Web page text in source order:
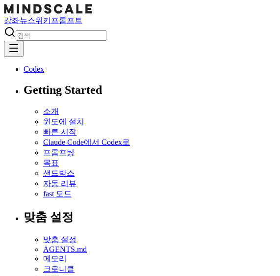
강좌뉴스위키 프롬프트
Codex
Getting Started
소개
윈도에 설치
빠른 시작
Claude Code에서 Codex로
프롬프팅
목표
샌드박스
자동 리뷰
fast 모드
맞춤 설정
맞춤 설정
AGENTS.md
메모리
크로니클